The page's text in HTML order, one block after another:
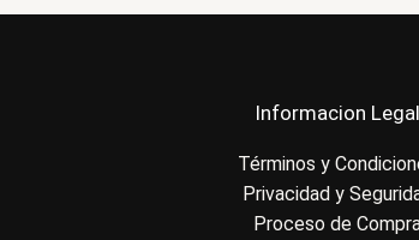
Informacion Legal
Términos y
Privacidad y
Proceso de